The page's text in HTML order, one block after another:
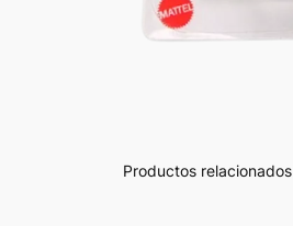
Productos relacionados